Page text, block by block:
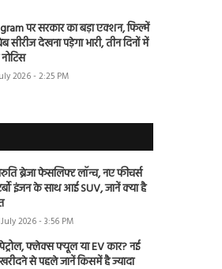
पर सरकार का बड़ा एक्शन, फिल्में
सीरीज देखना पड़ेगा भारी, तीन दिनों में
2026 - 2:25 PM
ब्रेजा फेसलिफ्ट लॉन्च, नए फीचर्स
इंजन के साथ आई SUV, जानें क्या है
2026 - 3:56 PM
फ्लेक्स फ्यूल या EV कार? नई
से पहले जानें किसमें है ज्यादा